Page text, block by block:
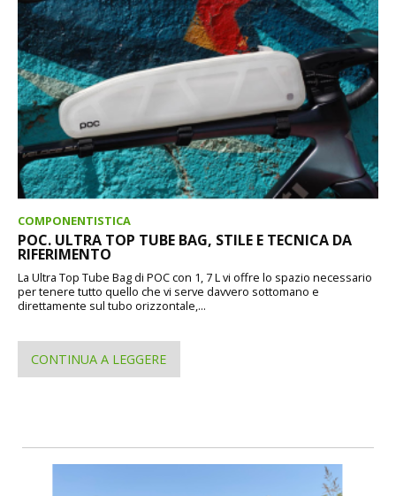
COMPONENTISTICA
POC. ULTRA TOP TUBE BAG, STILE E TECNICA DA
RIFERIMENTO
La Ultra Top Tube Bag di POC con 1, 7 L vi offre lo spazio necessario
per tenere tutto quello che vi serve davvero sottomano e
direttamente sul tubo orizzontale,...
CONTINUA A LEGGERE